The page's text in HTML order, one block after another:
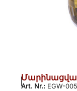
Art. Nr.: EGW-